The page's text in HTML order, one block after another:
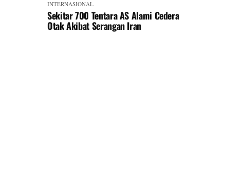
INTERNASIONAL
Sekitar 700 Tentara AS Alami Cedera
Otak Akibat Serangan Iran